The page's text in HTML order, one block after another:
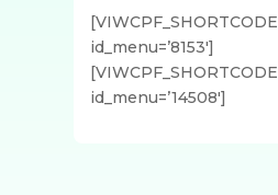
[VIWCPF_SHORTCODE
id_menu=’8153′]
[VIWCPF_SHORTCODE
id_menu=’14508′]